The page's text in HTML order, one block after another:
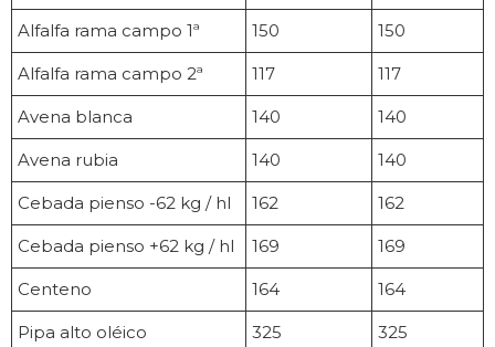
Alfalfa rama campo 1ª 150 150
Alfalfa rama campo 2ª 117 117
Avena blanca 140 140
Avena rubia 140 140
Cebada pienso -62 kg / hl 162 162
Cebada pienso +62 kg / hl 169 169
Centeno 164 164
Pipa alto oléico 325 325